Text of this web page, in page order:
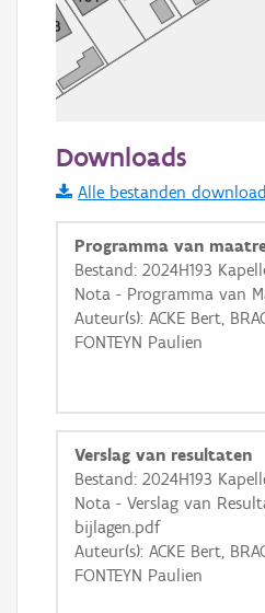
Informatie Vlaanderen
i
+ −
Basis Lagen
OSM-Basiskaart
Ortho
GRB-Basiskaart
Downloads
Alle bestanden
Programma van
Bestand: 2024H193
Nota - Programma van
Auteur(s): ACKE Bert,
FONTEYN Paulien
Verslag van resultaten
Bestand: 2024H193
Nota - Verslag van
bijlagen.pdf
Auteur(s): ACKE Bert,
FONTEYN Paulien